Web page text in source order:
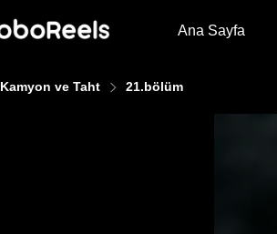
Ana Sayfa
Kamyon ve Taht 21.bölüm